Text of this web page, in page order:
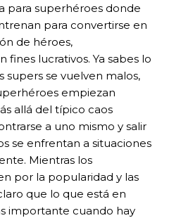
para superhéroes donde
para convertirse en
de héroes,
lucrativos. Ya sabes lo
supers se vuelven malos,
empiezan
allá del típico caos
a uno mismo y salir
se enfrentan a situaciones
Mientras los
por la popularidad y las
que lo que está en
importante cuando hay